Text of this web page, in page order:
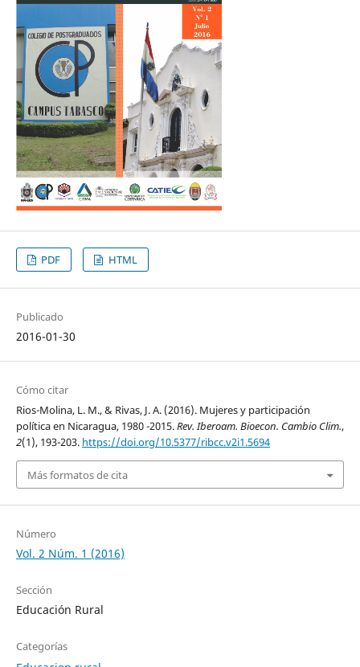
PDF HTML
Publicado
2016-01-30
Cómo citar
Rios-Molina, L. M., & Rivas, J. A. (2016). Mujeres y participación
política en Nicaragua, 1980 -2015.Rev. Iberoam. Bioecon. Cambio Clim.,
2(1), 193-203. https://doi.org/10.5377/ribcc.v2i1.5694
Más formatos de cita
Número
Vol. 2 Núm. 1 (2016)
Sección
Educación Rural
Categorías